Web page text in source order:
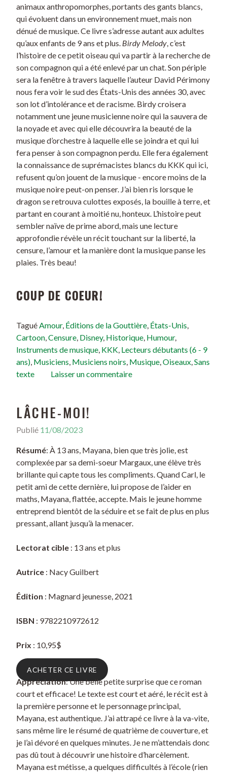
animaux anthropomorphes, portants des gants blancs,
qui évoluent dans un environnement muet, mais non
dénué de musique. Ce livre s’adresse autant aux adultes
qu’aux enfants de 9 ans et plus. Birdy Melody, c’est
l’histoire de ce petit oiseau qui va partir à la recherche de
son compagnon qui a été enlevé par un chat. Son périple
sera la fenêtre à travers laquelle l’auteur David Périmony
nous fera voir le sud des États-Unis des années 30, avec
son lot d’intolérance et de racisme. Birdy croisera
notamment une jeune musicienne noire qui la sauvera de
la noyade et avec qui elle découvrira la beauté de la
musique d’orchestre à laquelle elle se joindra et qui lui
fera penser à son compagnon perdu. Elle fera également
la connaissance de suprémacistes blancs du KKK qui ici,
refusent qu’on jouent de la musique - encore moins de la
musique noire peut-on penser. J’ai bien ris lorsque le
dragon se retrouva culottes exposés, la bouille à terre, et
partant en courant à moitié nu, honteux. L’histoire peut
sembler naïve de prime abord, mais une lecture
approfondie révèle un récit touchant sur la liberté, la
censure, l’amour et la manière dont la musique panse les
plaies. Très beau!
COUP DE COEUR!
TaguéAmour, Éditions de la Gouttière, États-Unis,
Cartoon,Censure, Disney, Historique, Humour,
Instruments de musique, KKK, Lecteurs débutants (6 - 9
ans), Musiciens, Musiciens noirs, Musique,Oiseaux,Sans
texte
Laisser un commentaire
LÂCHE-MOI!
Publié 11/08/2023
Résumé: À 13 ans, Mayana, bien que très jolie, est
complexée par sa demi-soeur Margaux, une élève très
brillante qui capte tous les compliments. Quand Carl, le
petit ami de cette dernière, lui propose de l’aider en
maths, Mayana, flattée, accepte. Mais le jeune homme
entreprend bientôt de la séduire et se fait de plus en plus
pressant, allant jusqu’à la menacer.
Lectorat cible : 13 ans et plus
Autrice : Nacy Guilbert
Édition : Magnard jeunesse, 2021
ISBN : 9782210972612
Prix : 10,95$
ACHETER CE LIVRE
Appréciation: Une belle petite surprise que ce roman
court et efficace! Le texte est court et aéré, le récit est à
la première personne et le personnage principal,
Mayana, est authentique. J’ai attrapé ce livre à la va-vite,
sans même lire le résumé de quatrième de couverture, et
je l’ai dévoré en quelques minutes. Je ne m’attendais donc
pas dû tout à découvrir une histoire d’harcèlement.
Mayana est métisse, a quelques difficultés à l’école (rien